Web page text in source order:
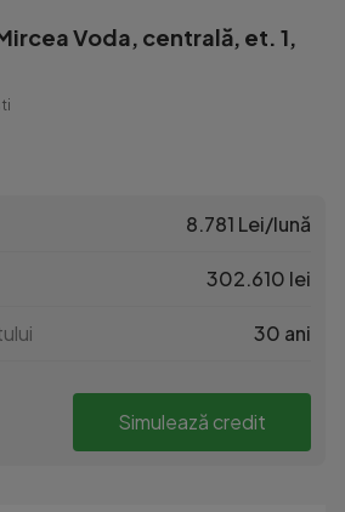
Voda, centrală, et. 1,
8.781 Lei/lună
302.610 lei
30 ani
Simulează credit